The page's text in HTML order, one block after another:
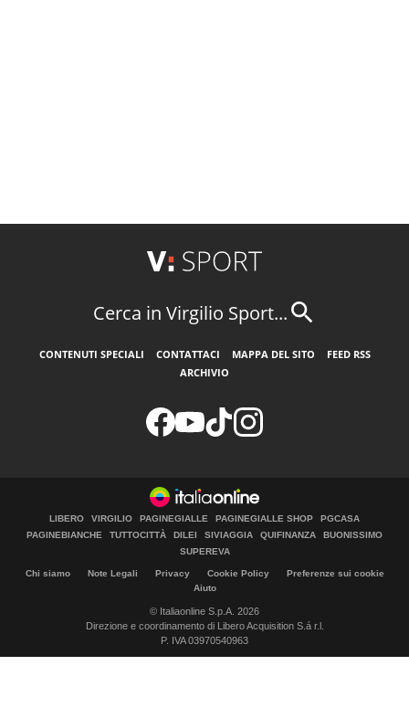
Cerca in Virgilio Sport...
CONTENUTI SPECIALI CONTATTACI MAPPA DEL SITO
FEED RSS
ARCHIVIO
LIBERO VIRGILIO PAGINEGIALLE PAGINEGIALLE SHOP
PGCASA
PAGINEBIANCHE
TUTTOCITTÀ DILEI SIVIAGGIA QUIFINANZA
BUONISSIMO
SUPEREVA
Chi siamo Note Legali Privacy Cookie Policy
Preferenze sui cookie
Aiuto
© Italiaonline S.p.A. 2026
Direzione e coordinamento di Libero Acquisition S.á r.l.
P. IVA 03970540963